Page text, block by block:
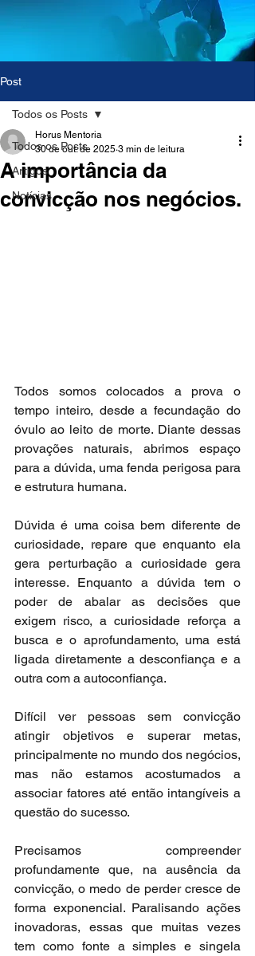
Post
Todos os Posts
Artigos
Notícias
Todos os Posts
A importância da
convicção nos negócios.
Horus Mentoria
30 de out. de 2025 3 min de leitura
Todos somos colocados a prova o
tempo inteiro, desde a fecundação do
óvulo ao leito de morte. Diante dessas
provações naturais, abrimos espaço
para a dúvida, uma fenda perigosa para
e estrutura humana.
Dúvida é uma coisa bem diferente de
curiosidade, repare que enquanto ela
gera perturbação a curiosidade gera
interesse. Enquanto a dúvida tem o
poder de abalar as decisões que
exigem risco, a curiosidade reforça a
busca e o aprofundamento, uma está
ligada diretamente a desconfiança e a
outra com a autoconfiança.
Difícil ver pessoas sem convicção
atingir objetivos e superar metas,
principalmente no mundo dos negócios,
mas não estamos acostumados a
associar fatores até então intangíveis a
questão do sucesso.
Precisamos compreender
profundamente que, na ausência da
convicção, o medo de perder cresce de
forma exponencial. Paralisando ações
inovadoras, essas que muitas vezes
tem como fonte a simples e singela